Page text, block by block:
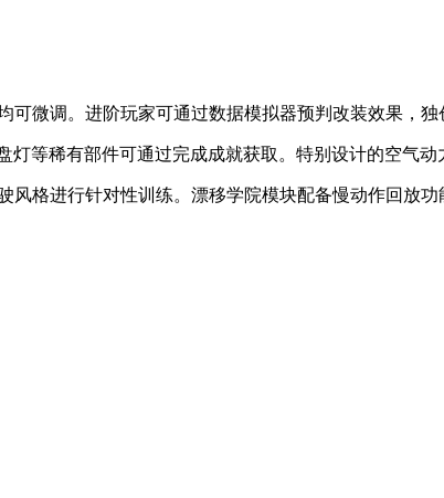
微调。进阶玩家可通过数据模拟器预判改装效果，
等稀有部件可通过完成成就获取。特别设计的空气
格进行针对性训练。漂移学院模块配备慢动作回放